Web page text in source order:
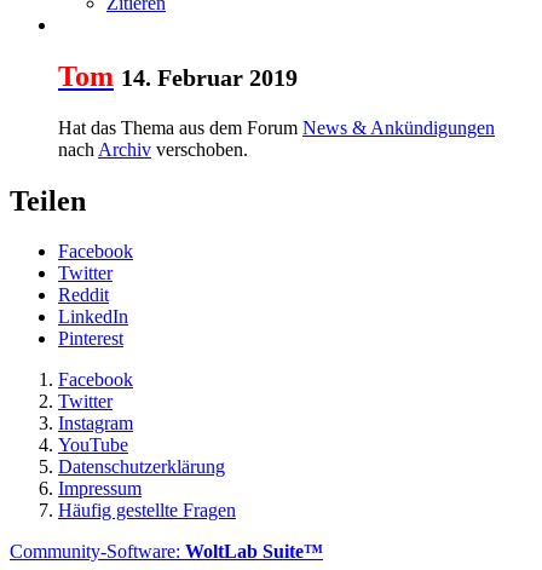
Tom 14. Februar 2019
Hat das Thema aus dem Forum News & Ankündigungen
nach Archiv verschoben.
Teilen
Facebook
Twitter
Reddit
LinkedIn
Pinterest
Facebook
Twitter
Instagram
YouTube
Datenschutzerklärung
Impressum
Häufig gestellte Fragen
Community-Software: WoltLab Suite™